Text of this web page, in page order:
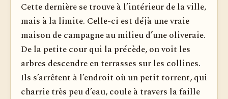
Cette dernière se trouve à l’intérieur de la ville,
mais à la limite. Celle-ci est déjà une vraie
maison de campagne au milieu d’une oliveraie.
De la petite cour qui la précède, on voit les
arbres descendre en terrasses sur les collines.
Ils s’arrêtent à l’endroit où un petit torrent, qui
charrie très peu d’eau, coule à travers la faille